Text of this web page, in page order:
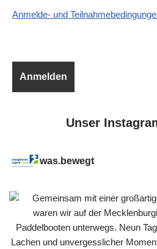
Anmelde- und
Unser
was.bewegt